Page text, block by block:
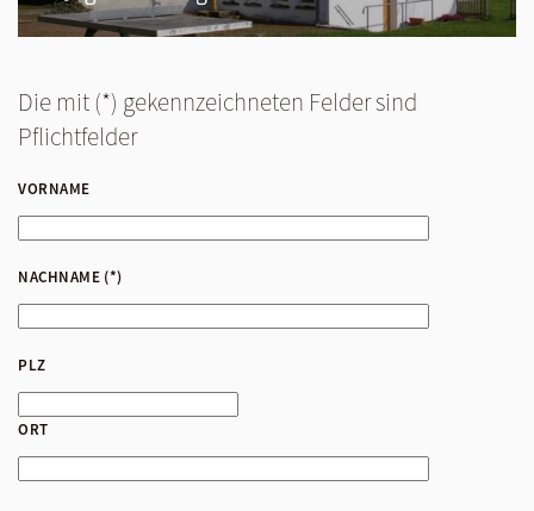
Die mit (*) gekennzeichneten Felder sind
Pflichtfelder
VORNAME
NACHNAME (*)
PLZ
ORT